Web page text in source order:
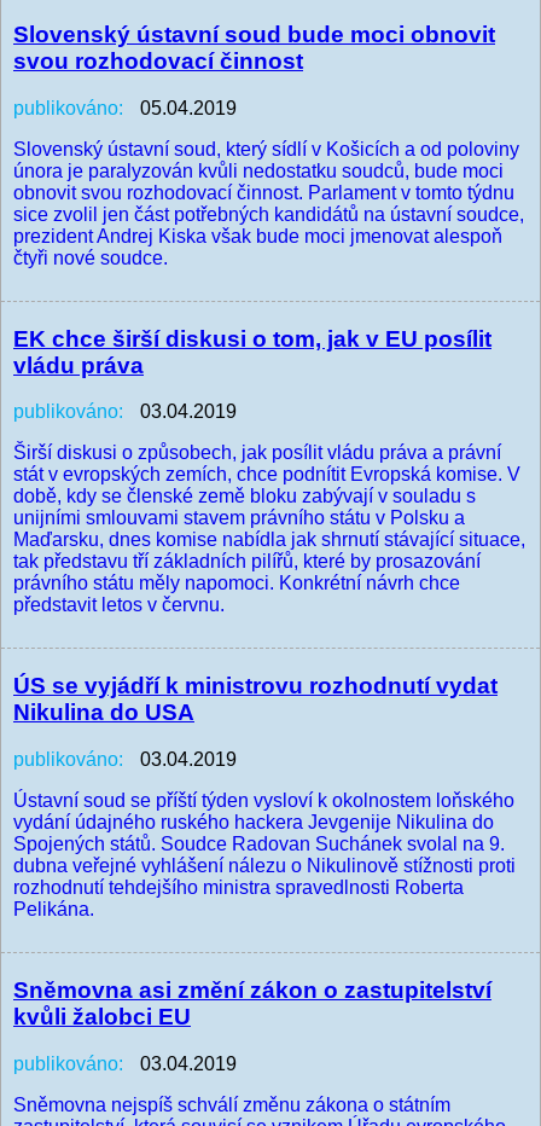
Slovenský ústavní soud bude moci obnovit
svou rozhodovací činnost
publikováno:
05.04.2019
Slovenský ústavní soud, který sídlí v Košicích a od poloviny
února je paralyzován kvůli nedostatku soudců, bude moci
obnovit svou rozhodovací činnost. Parlament v tomto týdnu
sice zvolil jen část potřebných kandidátů na ústavní soudce,
prezident Andrej Kiska však bude moci jmenovat alespoň
čtyři nové soudce.
EK chce širší diskusi o tom, jak v EU posílit
vládu práva
publikováno:
03.04.2019
Širší diskusi o způsobech, jak posílit vládu práva a právní
stát v evropských zemích, chce podnítit Evropská komise. V
době, kdy se členské země bloku zabývají v souladu s
unijními smlouvami stavem právního státu v Polsku a
Maďarsku, dnes komise nabídla jak shrnutí stávající situace,
tak představu tří základních pilířů, které by prosazování
právního státu měly napomoci. Konkrétní návrh chce
představit letos v červnu.
ÚS se vyjádří k ministrovu rozhodnutí vydat
Nikulina do USA
publikováno:
03.04.2019
Ústavní soud se příští týden vysloví k okolnostem loňského
vydání údajného ruského hackera Jevgenije Nikulina do
Spojených států. Soudce Radovan Suchánek svolal na 9.
dubna veřejné vyhlášení nálezu o Nikulinově stížnosti proti
rozhodnutí tehdejšího ministra spravedlnosti Roberta
Pelikána.
Sněmovna asi změní zákon o zastupitelství
kvůli žalobci EU
publikováno:
03.04.2019
Sněmovna nejspíš schválí změnu zákona o státním